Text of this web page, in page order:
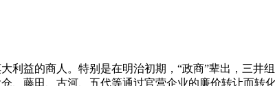
益的商人。特别是在明治初期，“政商”辈出，三井
藤田、古河、五代等通过官营企业的廉价转让而转